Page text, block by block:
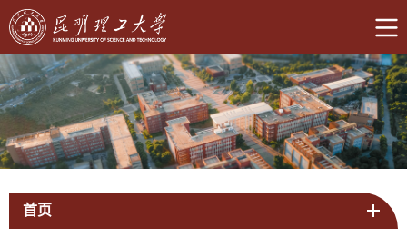
首页